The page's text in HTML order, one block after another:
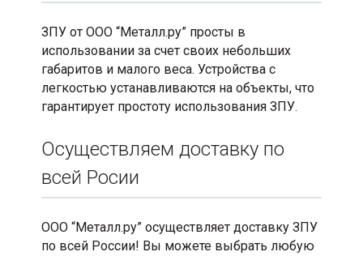
ЗПУ от ООО “Металл.ру” просты в
использовании за счет своих небольших
габаритов и малого веса. Устройства с
легкостью устанавливаются на объекты, что
гарантирует простоту использования ЗПУ.
Осуществляем доставку по
всей Росии
ООО “Металл.ру” осуществляет доставку ЗПУ
по всей России! Вы можете выбрать любую